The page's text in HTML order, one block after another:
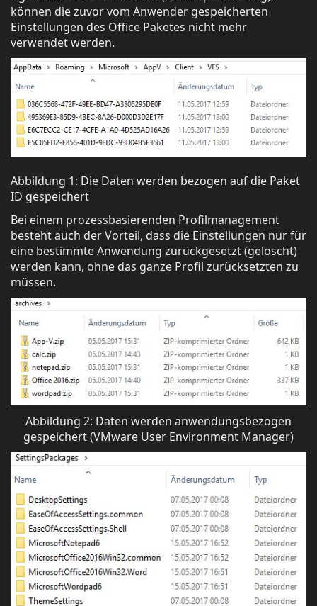
können die zuvor vom Anwender gespeicherten
Einstellungen des Office Paketes nicht mehr
verwendet werden.
Abbildung 1: Die Daten werden bezogen auf die Paket
ID gespeichert
Bei einem prozessbasierenden Profilmanagement
besteht auch der Vorteil, dass die Einstellungen nur für
eine bestimmte Anwendung zurückgesetzt (gelöscht)
werden kann, ohne das ganze Profil zurücksetzten zu
müssen.
Abbildung 2: Daten werden anwendungsbezogen
gespeichert (VMware User Environment Manager)